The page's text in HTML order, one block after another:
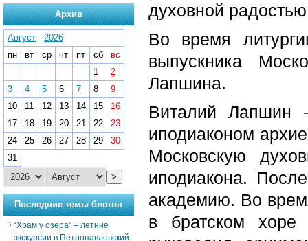
духовной
Во время
выпускника
Лапшина.
Виталий Лапшин
иподиаконом
Московскую
иподиакона.
академию. Во
в братском хоре
Архив
Август - 2026
пн
вт ср чт пт сб
вс
1
2
3
4 5 6 7 8
9
10
11 12 13 14 15
16
17
18 19 20 21 22
23
24
25 26 27 28 29
30
31
>
Последние темы блогов
“Храм у озера” – летние
экскурсии в Петропавловский